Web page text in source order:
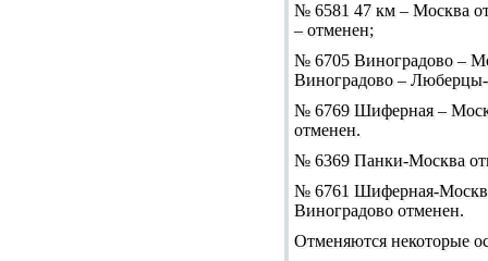
№ 6581 47 км – Москва
– отменен;
№ 6705 Виноградово –
Виноградово –
№ 6769 Шиферная –
отменен.
№ 6369 Панки-Москва
№ 6761 Шиферная-Москва
Виноградово отменен.
Отменяются некоторые